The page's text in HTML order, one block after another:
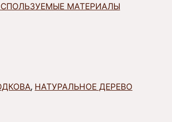
МАТЕРИАЛЫ
, НАТУРАЛЬНОЕ ДЕРЕВО